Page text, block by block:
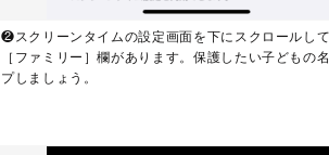
❷スクリーンタイムの設定画面を下にスクロールし
［ファミリー］欄があります。保護したい子どもの
プしましょう。